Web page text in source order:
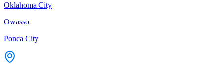
Oklahoma City
Owasso
Ponca City